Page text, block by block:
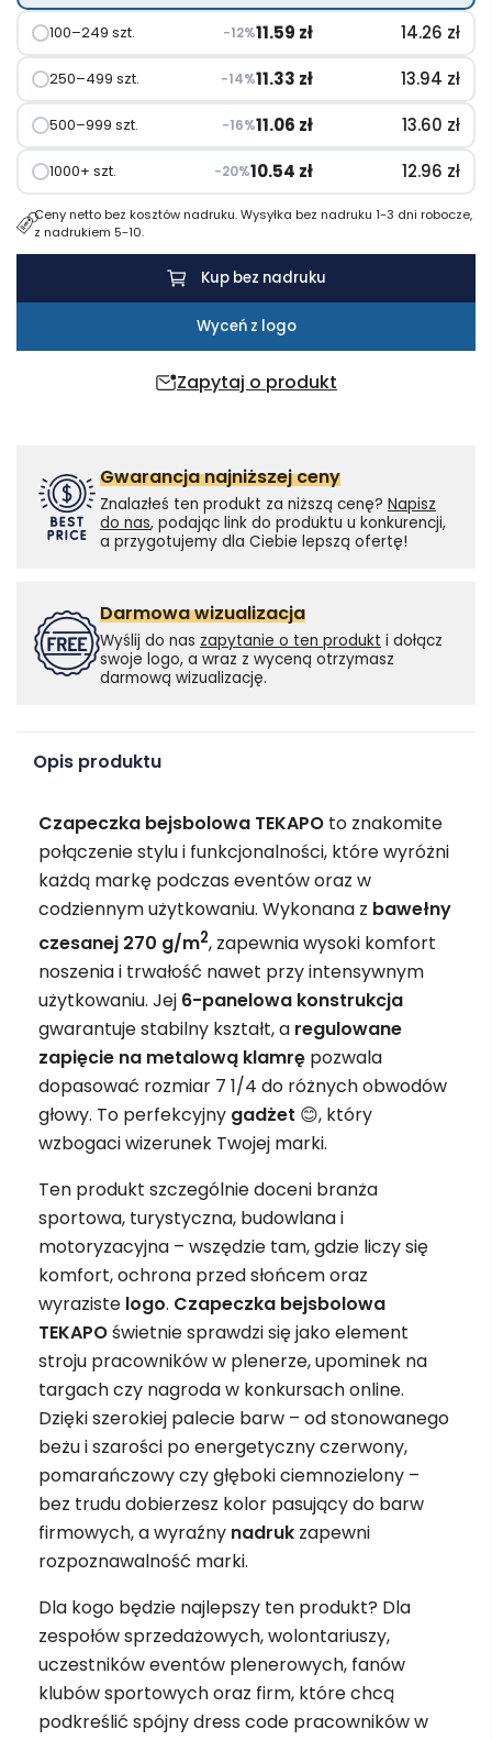
Zapytaj o produkt
100–249 szt. −12%11.59 zł 14.26 zł
250–499 szt. −14%11.33 zł 13.94 zł
500–999 szt. −16%11.06 zł 13.60 zł
1000+ szt. −20%10.54 zł 12.96 zł
Ceny netto bez kosztów nadruku. Wysyłka bez nadruku 1-3 dni robocze,
z nadrukiem 5-10.
Kup bez nadruku
Wyceń z logo
Gwarancja najniższej ceny
Znalazłeś ten produkt za niższą cenę? Napisz
do nas, podając link do produktu u konkurencji,
a przygotujemy dla Ciebie lepszą ofertę!
Darmowa wizualizacja
Wyślij do nas zapytanie o ten produkt i dołącz
swoje logo, a wraz z wyceną otrzymasz
darmową wizualizację.
Opis produktu
Czapeczka bejsbolowa TEKAPO to znakomite
połączenie stylu i funkcjonalności, które wyróżni
każdą markę podczas eventów oraz w
codziennym użytkowaniu. Wykonana z bawełny
czesanej 270 g/m2, zapewnia wysoki komfort
noszenia i trwałość nawet przy intensywnym
użytkowaniu. Jej 6-panelowa konstrukcja
gwarantuje stabilny kształt, a regulowane
zapięcie na metalową klamrę pozwala
dopasować rozmiar 7 1/4 do różnych obwodów
głowy. To perfekcyjny gadżet 😊, który
wzbogaci wizerunek Twojej marki.
Ten produkt szczególnie doceni branża
sportowa, turystyczna, budowlana i
motoryzacyjna – wszędzie tam, gdzie liczy się
komfort, ochrona przed słońcem oraz
wyraziste logo. Czapeczka bejsbolowa
TEKAPOświetnie sprawdzi się jako element
stroju pracowników w plenerze, upominek na
targach czy nagroda w konkursach online.
Dzięki szerokiej palecie barw – od stonowanego
beżu i szarości po energetyczny czerwony,
pomarańczowy czy głęboki ciemnozielony –
bez trudu dobierzesz kolor pasujący do barw
firmowych, a wyraźny nadruk zapewni
rozpoznawalność marki.
Dla kogo będzie najlepszy ten produkt? Dla
zespołów sprzedażowych, wolontariuszy,
uczestników eventów plenerowych, fanów
klubów sportowych oraz firm, które chcą
podkreślić spójny dress code pracowników w